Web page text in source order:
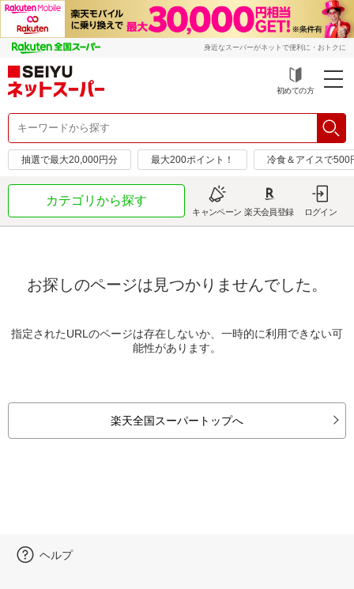
身近なスーパーがネットで便利に・おトクに
初めての方
抽選で最大20,000円分 最大200ポイント！ 冷食＆アイスで500
カテゴリから探す
キャンペーン 楽天会員登録 ログイン
お探しのページは見つかりませんでした。
指定されたURLのページは存在しないか、一時的に利用できない可
能性があります。
楽天全国スーパートップへ
ヘルプ